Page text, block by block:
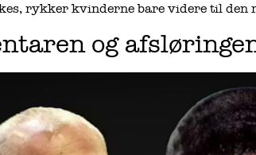
rykker kvinderne bare videre til den
og